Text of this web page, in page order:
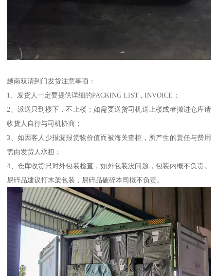
越南双清到门发货注意事项：
1、发货人一定要提供详细的PACKING LIST , INVOICE；
2、派送只到楼下，不上楼；如需要送货司机送上楼或者搬进仓库请
收货人自行与司机协商；
3、如因客人少报漏报货物价值而被海关查柜，所产生的责任与费用
需由发货人承担；
4、仓库收货只对外包装检查，如外包装没问题，包装内概不负责。
易碎品建议打木架包装，易碎品破碎本司概不负责。